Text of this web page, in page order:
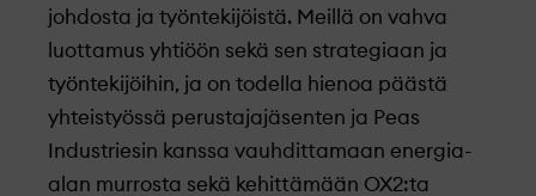
johdosta ja työntekijöistä. Meillä on vahva
luottamus yhtiöön sekä sen strategiaan ja
työntekijöihin, ja on todella hienoa päästä
yhteistyössä perustajajäsenten ja Peas
Industriesin kanssa vauhdittamaan energia-
alan murrosta sekä kehittämään OX2:ta